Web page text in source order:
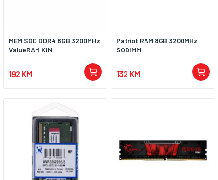
MEM SOD DDR4 8GB 3200MHz
ValueRAM KIN
192 KM
Patriot RAM 8GB 3200MHz
SODIMM
132 KM